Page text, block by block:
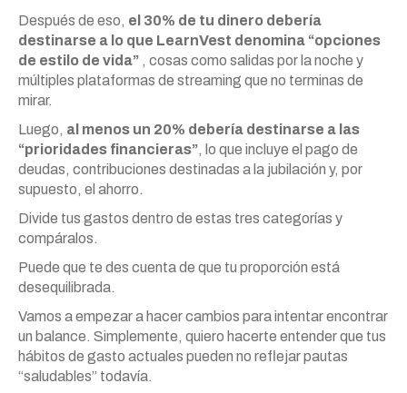
Después de eso, el 30% de tu dinero debería
destinarse a lo que LearnVest denomina “opciones
de estilo de vida” , cosas como salidas por la noche y
múltiples plataformas de streaming que no terminas de
mirar.
Luego, al menos un 20% debería destinarse a las
“prioridades financieras”, lo que incluye el pago de
deudas, contribuciones destinadas a la jubilación y, por
supuesto, el ahorro.
Divide tus gastos dentro de estas tres categorías y
compáralos.
Puede que te des cuenta de que tu proporción está
desequilibrada.
Vamos a empezar a hacer cambios para intentar encontrar
un balance. Simplemente, quiero hacerte entender que tus
hábitos de gasto actuales pueden no reflejar pautas
“saludables” todavía.